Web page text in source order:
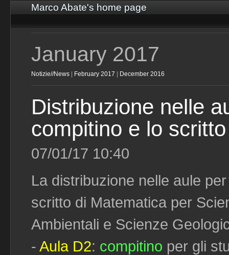
Marco Abate's home page
January 2017
Notizie//News February 2017 December 2016
Distribuzione nelle
compitino e lo
07/01/17 10:40
La distribuzione nelle aule
scritto di Matematica per
Ambientali e Scienze
- Aula D2: compitino per gli